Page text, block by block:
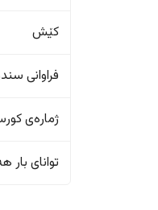
کێش
فراوانی
ژمارەی
تواناى بار